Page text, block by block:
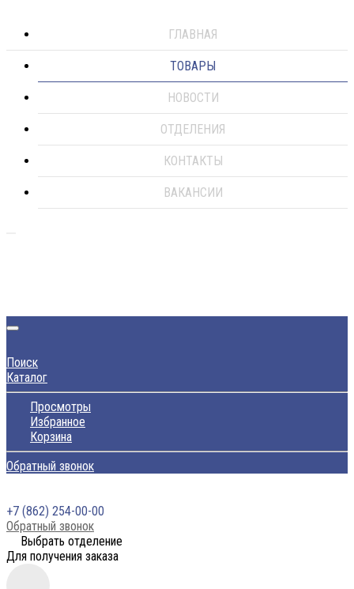
ГЛАВНАЯ
ТОВАРЫ
НОВОСТИ
ОТДЕЛЕНИЯ
КОНТАКТЫ
ВАКАНСИИ
Поиск
Каталог
Просмотры
Избранное
Корзина
Обратный звонок
+7 (862) 254-00-00
Обратный звонок
Выбрать отделение
Для получения заказа